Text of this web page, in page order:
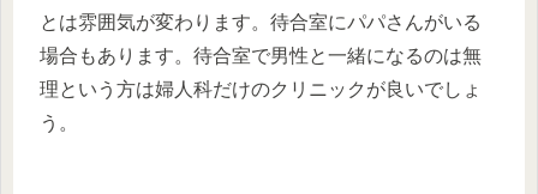
とは雰囲気が変わります。待合室にパパさんがいる
場合もあります。待合室で男性と一緒になるのは無
理という方は婦人科だけのクリニックが良いでしょ
う。